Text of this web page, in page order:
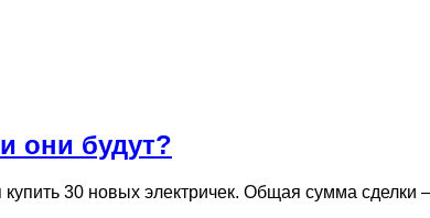
они будут?
30 новых электричек. Общая сумма